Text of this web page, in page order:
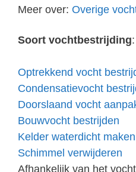
Meer over: Overige
Soort vochtbestrijding:
Optrekkend vocht
Condensatievocht
Doorslaand vocht
Bouwvocht bestrijden
Kelder waterdicht maken
Schimmel verwijderen
Afhankelijk van het